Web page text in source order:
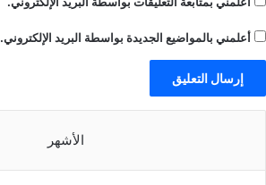
أعلمني بالمواضيع الجديدة بواسطة البريد الإلكتروني.
الأشهر